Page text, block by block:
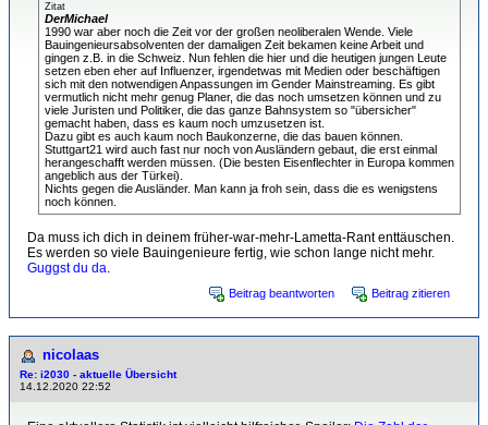
Zitat
DerMichael
1990 war aber noch die Zeit vor der großen neoliberalen Wende. Viele
Bauingenieursabsolventen der damaligen Zeit bekamen keine Arbeit und
gingen z.B. in die Schweiz. Nun fehlen die hier und die heutigen jungen Leute
setzen eben eher auf Influenzer, irgendetwas mit Medien oder beschäftigen
sich mit den notwendigen Anpassungen im Gender Mainstreaming. Es gibt
vermutlich nicht mehr genug Planer, die das noch umsetzen können und zu
viele Juristen und Politiker, die das ganze Bahnsystem so "übersicher"
gemacht haben, dass es kaum noch umzusetzen ist.
Dazu gibt es auch kaum noch Baukonzerne, die das bauen können.
Stuttgart21 wird auch fast nur noch von Ausländern gebaut, die erst einmal
herangeschafft werden müssen. (Die besten Eisenflechter in Europa kommen
angeblich aus der Türkei).
Nichts gegen die Ausländer. Man kann ja froh sein, dass die es wenigstens
noch können.
Da muss ich dich in deinem früher-war-mehr-Lametta-Rant enttäuschen.
Es werden so viele Bauingenieure fertig, wie schon lange nicht mehr.
Guggst du da.
Beitrag beantworten Beitrag zitieren
nicolaas
Re: i2030 - aktuelle Übersicht
14.12.2020 22:52